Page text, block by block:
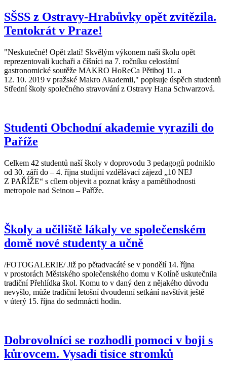
SŠSS z Ostravy-Hrabůvky opět zvítězila.
Tentokrát v Praze!
"Neskutečné! Opět zlatí! Skvělým výkonem naši školu opět
reprezentovali kuchaři a číšníci na 7. ročníku celostátní
gastronomické soutěže MAKRO HoReCa Pětiboj 11. a
12. 10. 2019 v pražské Makro Akademii," popisuje úspěch studentů
Střední školy společného stravování z Ostravy Hana Schwarzová.
Studenti Obchodní akademie vyrazili do
Paříže
Celkem 42 studentů naší školy v doprovodu 3 pedagogů podniklo
od 30. září do – 4. října studijní vzdělávací zájezd „10 NEJ
Z PAŘÍŽE“ s cílem objevit a poznat krásy a pamětihodnosti
metropole nad Seinou – Paříže.
Školy a učiliště lákaly ve společenském
domě nové studenty a učně
/FOTOGALERIE/ Již po pětadvacáté se v pondělí 14. října
v prostorách Městského společenského domu v Kolíně uskutečnila
tradiční Přehlídka škol. Komu to v daný den z nějakého důvodu
nevyšlo, může tradiční letošní dvoudenní setkání navštívit ještě
v úterý 15. října do sedmnácti hodin.
Dobrovolníci se rozhodli pomoci v boji s
kůrovcem. Vysadí tisíce stromků